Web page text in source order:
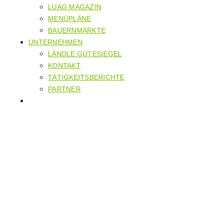
LUAG MAGAZIN
MENÜPLÄNE
BAUERNMÄRKTE
UNTERNEHMEN
LÄNDLE GÜTESIEGEL
KONTAKT
TÄTIGKEITSBERICHTE
PARTNER